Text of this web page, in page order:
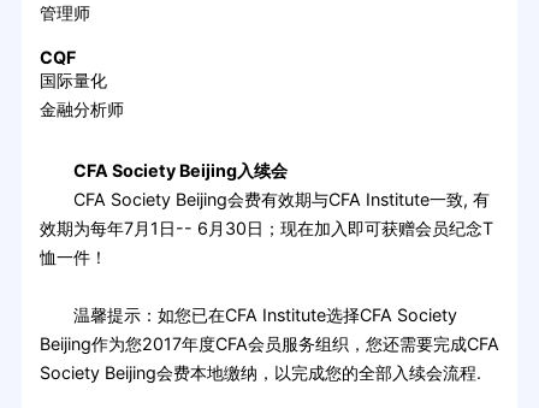
管理师
CQF
国际量化
金融分析师
CFA Society Beijing入续会
CFA Society Beijing会费有效期与CFA Institute一致, 有
效期为每年7月1日-- 6月30日；现在加入即可获赠会员纪念T
恤一件！
温馨提示：如您已在CFA Institute选择CFA Society
Beijing作为您2017年度CFA会员服务组织，您还需要完成CFA
Society Beijing会费本地缴纳，以完成您的全部入续会流程.